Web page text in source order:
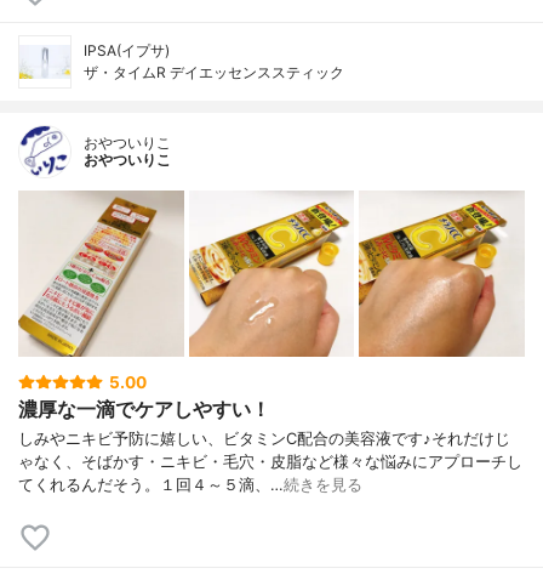
IPSA(イプサ)
ザ・タイムR デイエッセンススティック
おやついりこ
おやついりこ
5.00
濃厚な一滴でケアしやすい！
しみやニキビ予防に嬉しい、ビタミンC配合の美容液です♪それだけじ
ゃなく、そばかす・ニキビ・毛穴・皮脂など様々な悩みにアプローチし
てくれるんだそう。１回４～５滴、…続きを見る